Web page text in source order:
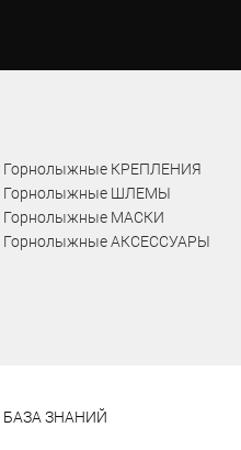
Горнолыжные КРЕПЛЕНИЯ
Горнолыжные ШЛЕМЫ
Горнолыжные МАСКИ
Горнолыжные АКСЕССУАРЫ
БАЗА ЗНАНИЙ